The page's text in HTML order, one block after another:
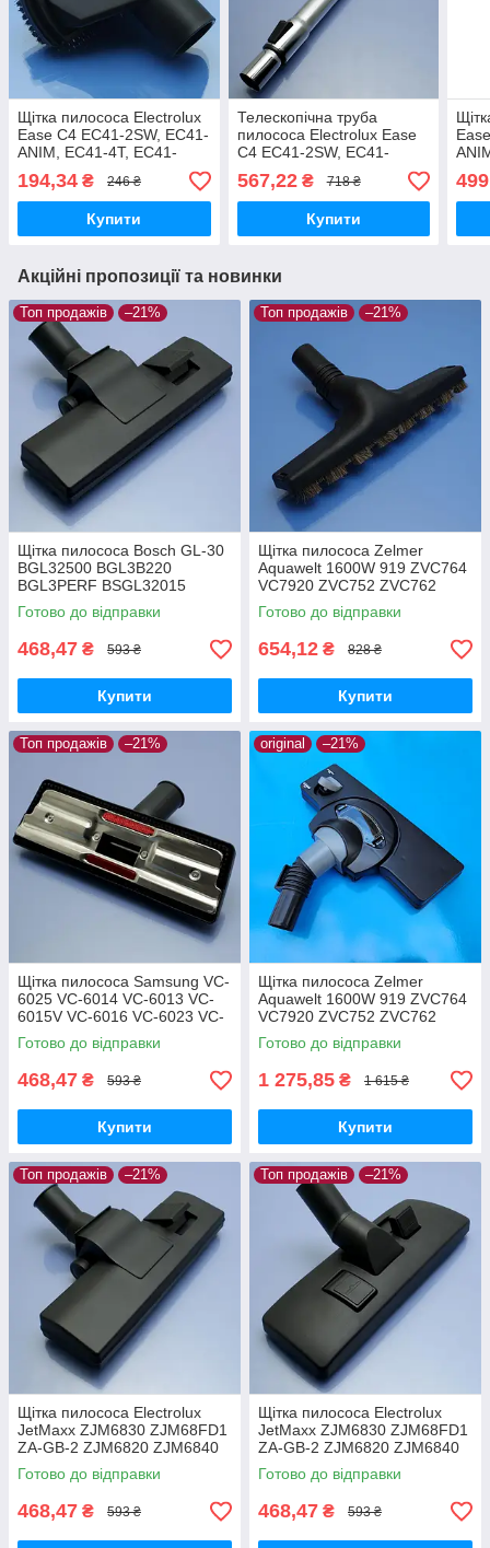
Щітка пилососа Electrolux
Ease C4 EC41-2SW, EC41-
ANIM, EC41-4T, EC41-
6DB, EC41-H2SW мала
м'який ворс
194,34 ₴ 246 ₴
Купити
Телескопічна труба
пилососа Electrolux Ease
C4 EC41-2SW, EC41-
ANIM, EC41-4T, EC41-
6DB, EC41-H2SW
567,22₴ 718 ₴
Купити
Акційні пропозиції та новинки
Топ продажів –21%
Щітка пилососа Bosch GL-30
BGL32500 BGL3B220
BGL3PERF BSGL32015
BSGL32030 BSGL3210RU
BSGL32383 BSGL32500
двохрежимна
Готово до відправки
468,47 ₴ 593 ₴
Купити
Топ продажів –21%
Щітка пилососа Zelmer
Aquawelt 1600W 919 ZVC764
VC7920 ZVC752 ZVC762
ZVC763 Aquos 829 ZVC722
Aquario 819 ZVC712 ламінат
та паркет
Готово до відправки
654,12 ₴ 828 ₴
Купити
Топ продажів –21%
Щітка пилососа Samsung VC-
6025 VC-6014 VC-6013 VC-
6015V VC-6016 VC-6023 VC-
6024 для ламіната паркета
Готово до відправки
468,47 ₴ 593 ₴
Купити
original –21%
Щітка пилососа Zelmer
Aquawelt 1600W 919 ZVC764
VC7920 ZVC752 ZVC762
ZVC763 Aquos 829 ZVC722
Aquario 819 ZVC712 оригінал
Готово до відправки
1 275,85 ₴ 1 615 ₴
Купити
Топ продажів –21%
Щітка пилососа Electrolux
JetMaxx ZJM6830 ZJM68FD1
ZA-GB-2 ZJM6820 ZJM6840
EL4042A ZJG6800
двохрежимна
Готово до відправки
468,47 ₴ 593 ₴
Топ продажів –21%
Щітка пилососа Electrolux
JetMaxx ZJM6830 ZJM68FD1
ZA-GB-2 ZJM6820 ZJM6840
EL4042A ZJG6800 для
ламіната паркета
Готово до відправки
468,47 ₴ 593 ₴